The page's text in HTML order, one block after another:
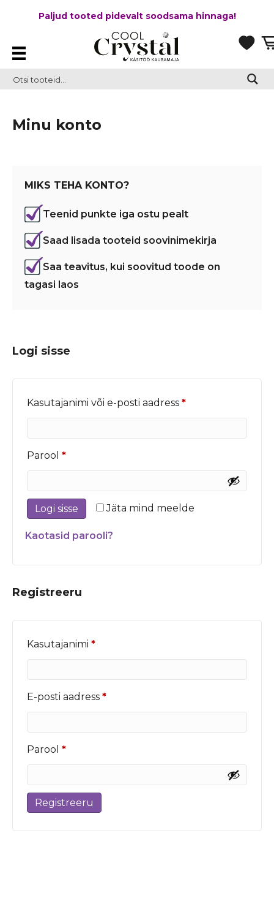
Paljud tooted pidevalt soodsama hinnaga!
Minu konto
MIKS TEHA KONTO?
Teenid punkte iga ostu pealt
Saad lisada tooteid soovinimekirja
Saa teavitus, kui soovitud toode on
tagasi laos
Logi sisse
Kasutajanimi või e-posti aadress *Nõutud
Parool *Nõutud
Jäta mind meelde
Logi sisse
Kaotasid parooli?
Registreeru
Kasutajanimi *Nõutud
E-posti aadress *Nõutud
Parool *Nõutud
Registreeru